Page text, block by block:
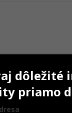
dôležité
priamo